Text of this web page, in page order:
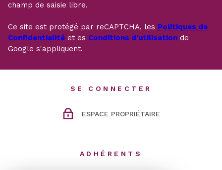
champ de saisie libre.
Ce site est protégé par reCAPTCHA, les Politiques de
Confidentialité et es Conditions d'utilisation de
Google s'appliquent.
SE CONNECTER
ESPACE PROPRIÉTAIRE
ADHÉRENTS